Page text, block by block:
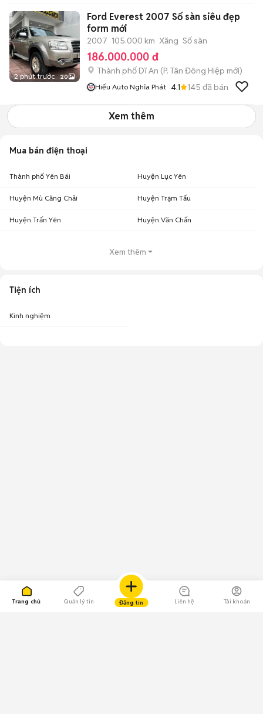
Trang chủ Quản lý tin Đăng tin Liên hệ Tài khoản
2 phút trước 20
Ford Everest 2007 Số sàn siêu đẹp
form mới
2007 105.000 km Xăng Số sàn
186.000.000 đ
Thành phố Dĩ An (P. Tân Đông Hiệp mới)
Hiếu Auto Nghĩa Phát 4.1 145 đã bán
Xem thêm
Mua bán điện thoại
Thành phố Yên Bái Huyện Lục Yên
Huyện Mù Căng Chải Huyện Trạm Tấu
Huyện Trấn Yên Huyện Văn Chấn
Xem thêm
Tiện ích
Kinh nghiệm